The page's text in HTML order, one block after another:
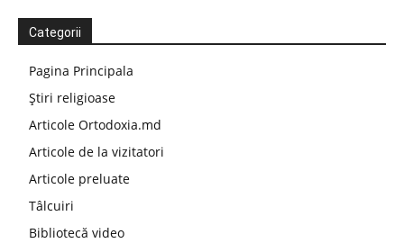
Categorii
Pagina Principala
Știri religioase
Articole Ortodoxia.md
Articole de la vizitatori
Articole preluate
Tâlcuiri
Bibliotecă video